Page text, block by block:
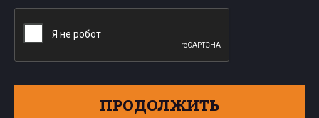
ПРОДОЛЖИТЬ